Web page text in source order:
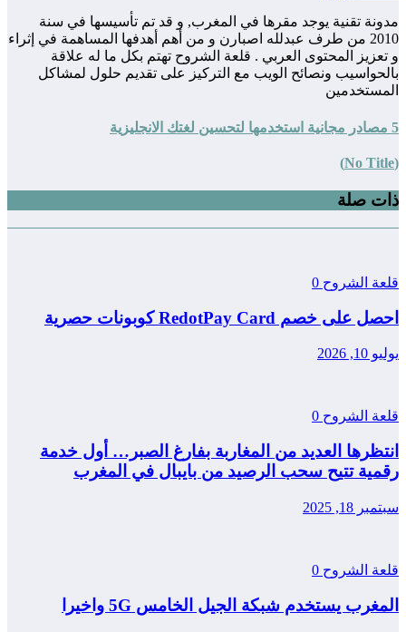
مدونة تقنية يوجد مقرها في المغرب, و قد تم تأسيسها في سنة
2010 من طرف عبدلله اصبارن و من أهم أهدفها المساهمة في إثراء
و تعزيز المحتوى العربي . قلعة الشروح تهتم بكل ما له علاقة
بالحواسيب ونصائح الويب مع التركيز على تقديم حلول لمشاكل
المستخدمين
5 مصادر مجانية استخدمها لتحسين لغتك الانجليزية
(No Title)
ذات صلة
قلعة الشروح 0
احصل على خصم RedotPay Card كوبونات حصرية
يوليو 10, 2026
قلعة الشروح 0
انتظرها العديد من المغاربة بفارغ الصبر… أول خدمة
رقمية تتيح سحب الرصيد من بايبال في المغرب
سبتمبر 18, 2025
قلعة الشروح 0
المغرب يستخدم شبكة الجيل الخامس 5G واخيرا